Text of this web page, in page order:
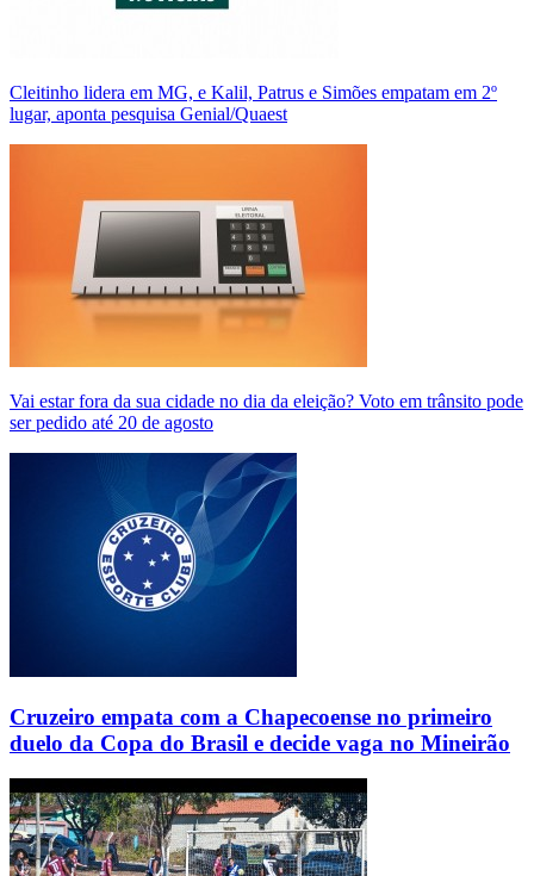
Cleitinho lidera em MG, e Kalil, Patrus e Simões empatam em 2º
lugar, aponta pesquisa Genial/Quaest
Vai estar fora da sua cidade no dia da eleição? Voto em trânsito pode
ser pedido até 20 de agosto
Cruzeiro empata com a Chapecoense no primeiro
duelo da Copa do Brasil e decide vaga no Mineirão